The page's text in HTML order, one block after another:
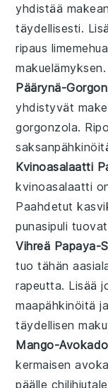
yhdistää
täydellisesti.
ripaus limemehua
makuelämyksen.
Päärynä-
yhdistyvät
gorgonzola.
Kvinoasalaatti
kvinoasalaatti
Paahdetut
punasipuli
Vihreä Papaya-
tuo tähän
rapeutta. Lisää
maapähkinöitä ja
täydellisen
Mango-
kermaisen
päälle